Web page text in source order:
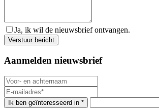
Ja, ik wil de nieuwsbrief ontvangen.
Aanmelden nieuwsbrief
Ik ben geïnteresseerd in *